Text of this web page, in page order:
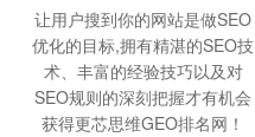
让用户搜到你的网站是做SEO
优化的目标,拥有精湛的SEO技
术、丰富的经验技巧以及对
SEO规则的深刻把握才有机会
获得更芯思维GEO排名网！